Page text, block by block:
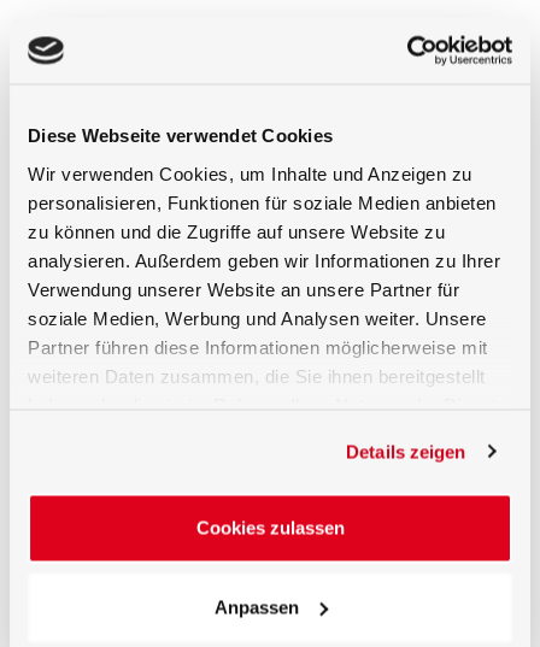
Diese Webseite verwendet Cookies
Wir verwenden Cookies, um Inhalte und Anzeigen zu
personalisieren, Funktionen für soziale Medien anbieten
zu können und die Zugriffe auf unsere Website zu
analysieren. Außerdem geben wir Informationen zu Ihrer
Verwendung unserer Website an unsere Partner für
soziale Medien, Werbung und Analysen weiter. Unsere
Partner führen diese Informationen möglicherweise mit
weiteren Daten zusammen, die Sie ihnen bereitgestellt
Details zeigen
Cookies zulassen
Anpassen
UMBB-150 Basiskugel